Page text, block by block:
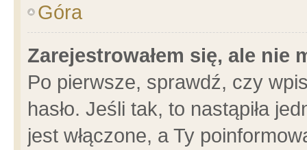
Góra
Zarejestrowałem się, ale nie
Po pierwsze, sprawdź, czy
hasło. Jeśli tak, to nastąpiła
jest włączone, a Ty